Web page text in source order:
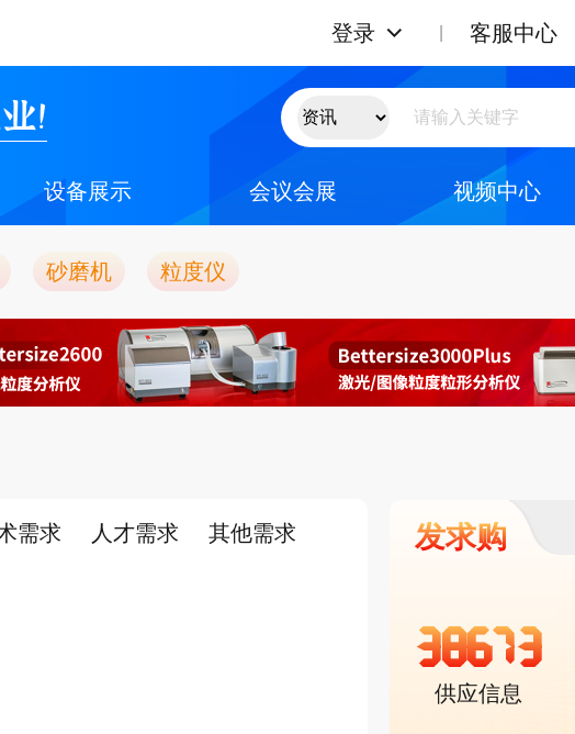
登录 客服中心
！
设备展示 会议会展 视频中心
砂磨机 粒度仪
需求 人才需求 其他需求 发求购
38673
供应信息